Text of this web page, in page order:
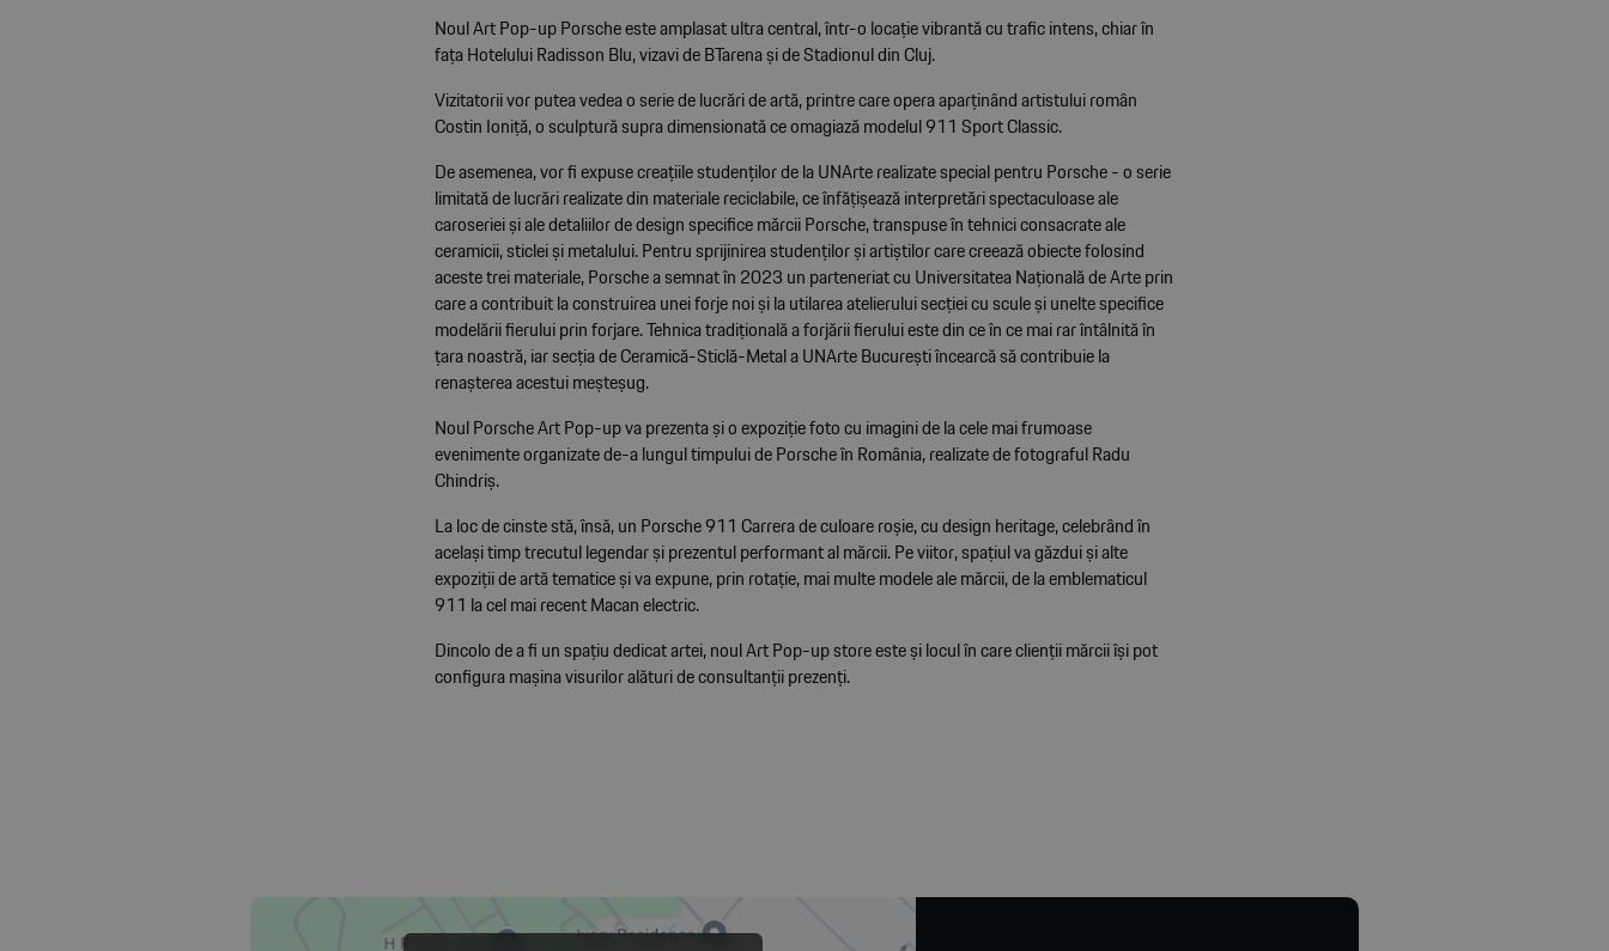
Noul Art Pop-up Porsche este amplasat ultra central, într-o locație vibrantă cu trafic intens, chiar în
fața Hotelului Radisson Blu, vizavi de BTarena și de Stadionul din Cluj.
Vizitatorii vor putea vedea o serie de lucrări de artă, printre care opera aparținând artistului român
Costin Ioniță, o sculptură supra dimensionată ce omagiază modelul 911 Sport Classic.
De asemenea, vor fi expuse creațiile studenților de la UNArte realizate special pentru Porsche - o serie
limitată de lucrări realizate din materiale reciclabile, ce înfățișează interpretări spectaculoase ale
caroseriei și ale detaliilor de design specifice mărcii Porsche, transpuse în tehnici consacrate ale
ceramicii, sticlei și metalului. Pentru sprijinirea studenților și artiștilor care creează obiecte folosind
aceste trei materiale, Porsche a semnat în 2023 un parteneriat cu Universitatea Națională de Arte prin
care a contribuit la construirea unei forje noi și la utilarea atelierului secției cu scule și unelte specifice
modelării fierului prin forjare. Tehnica tradițională a forjării fierului este din ce în ce mai rar întâlnită în
țara noastră, iar secția de Ceramică-Sticlă-Metal a UNArte București încearcă să contribuie la
renașterea acestui meșteșug.
Noul Porsche Art Pop-up va prezenta și o expoziție foto cu imagini de la cele mai frumoase
evenimente organizate de-a lungul timpului de Porsche în România, realizate de fotograful Radu
Chindriș.
La loc de cinste stă, însă, un Porsche 911 Carrera de culoare roșie, cu design heritage, celebrând în
același timp trecutul legendar și prezentul performant al mărcii. Pe viitor, spațiul va găzdui și alte
expoziții de artă tematice și va expune, prin rotație, mai multe modele ale mărcii, de la emblematicul
911 la cel mai recent Macan electric.
Dincolo de a fi un spațiu dedicat artei, noul Art Pop-up store este și locul în care clienții mărcii își pot
configura mașina visurilor alături de consultanții prezenți.